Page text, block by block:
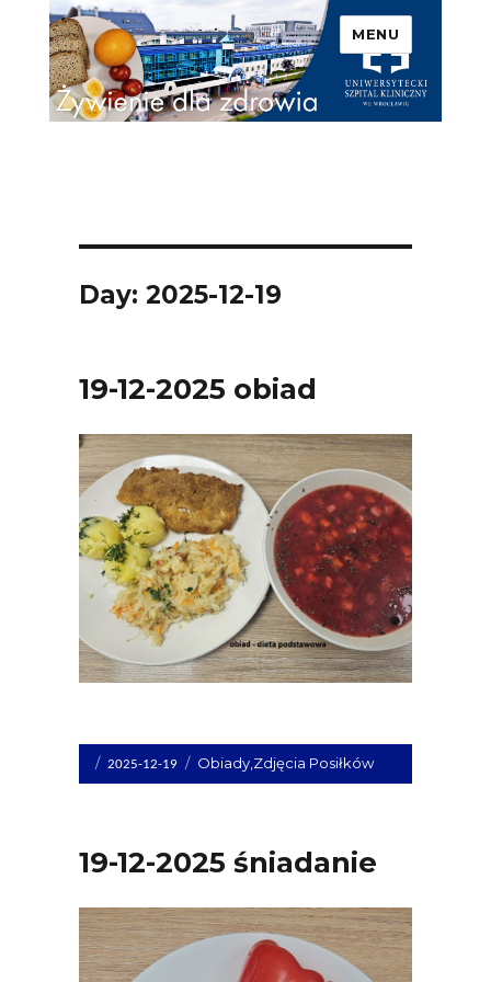
Uniwersytecki Szpital
Kliniczny we Wrocławiu –
Żywienie dla zdrowia
MENU
Day: 2025-12-19
19-12-2025 obiad
Opublikowano
dnia
2025-12-19 Kategorie
Obiady, Zdjęcia Posiłków
19-12-2025 śniadanie